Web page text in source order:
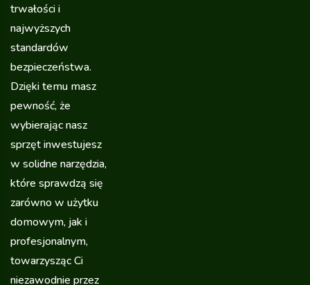
trwałości i
najwyższych
standardów
bezpieczeństwa.
Dzięki temu masz
pewność, że
wybierając nasz
sprzęt inwestujesz
w solidne narzędzia,
które sprawdzą się
zarówno w użytku
domowym, jak i
profesjonalnym,
towarzysząc Ci
niezawodnie przez